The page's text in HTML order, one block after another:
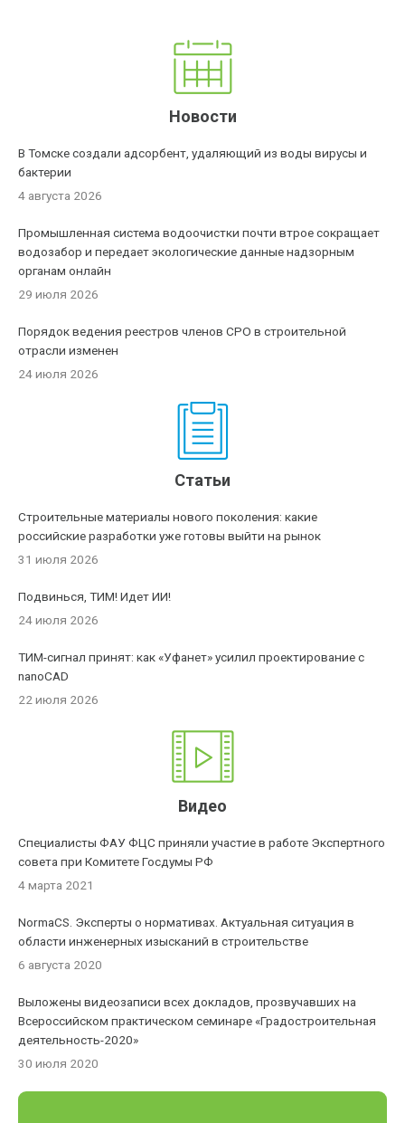
Новости
В Томске создали адсорбент, удаляющий из воды вирусы и
бактерии
4 августа 2026
Промышленная система водоочистки почти втрое сокращает
водозабор и передает экологические данные надзорным
органам онлайн
29 июля 2026
Порядок ведения реестров членов СРО в строительной
отрасли изменен
24 июля 2026
Статьи
Строительные материалы нового поколения: какие
российские разработки уже готовы выйти на рынок
31 июля 2026
Подвинься, ТИМ! Идет ИИ!
24 июля 2026
ТИМ-сигнал принят: как «Уфанет» усилил проектирование с
nanoCAD
22 июля 2026
Видео
Специалисты ФАУ ФЦС приняли участие в работе Экспертного
совета при Комитете Госдумы РФ
4 марта 2021
NormaCS. Эксперты о нормативах. Актуальная ситуация в
области инженерных изысканий в строительстве
6 августа 2020
Выложены видеозаписи всех докладов, прозвучавших на
Всероссийском практическом семинаре «Градостроительная
деятельность-2020»
30 июля 2020